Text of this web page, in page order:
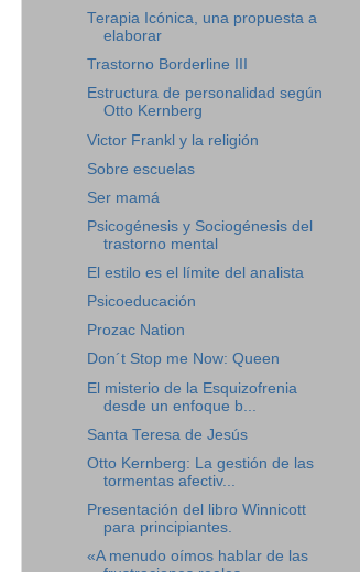
Terapia Icónica, una propuesta a
elaborar
Trastorno Borderline III
Estructura de personalidad según
Otto Kernberg
Victor Frankl y la religión
Sobre escuelas
Ser mamá
Psicogénesis y Sociogénesis del
trastorno mental
El estilo es el límite del analista
Psicoeducación
Prozac Nation
Don´t Stop me Now: Queen
El misterio de la Esquizofrenia
desde un enfoque b...
Santa Teresa de Jesús
Otto Kernberg: La gestión de las
tormentas afectiv...
Presentación del libro Winnicott
para principiantes.
«A menudo oímos hablar de las